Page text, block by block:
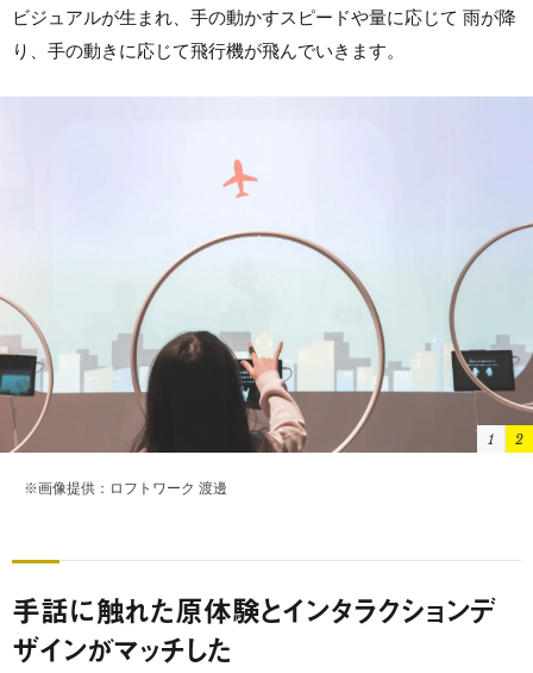
ビジュアルが⽣まれ、手の動かすスピードや量に応じて ⾬が降
り
、手の動きに応じて⾶⾏機が⾶んでいきます。
※画像提供：ロフトワーク 渡邊
1 2
手話に触れた原体験とインタラクションデ
ザインがマッチした